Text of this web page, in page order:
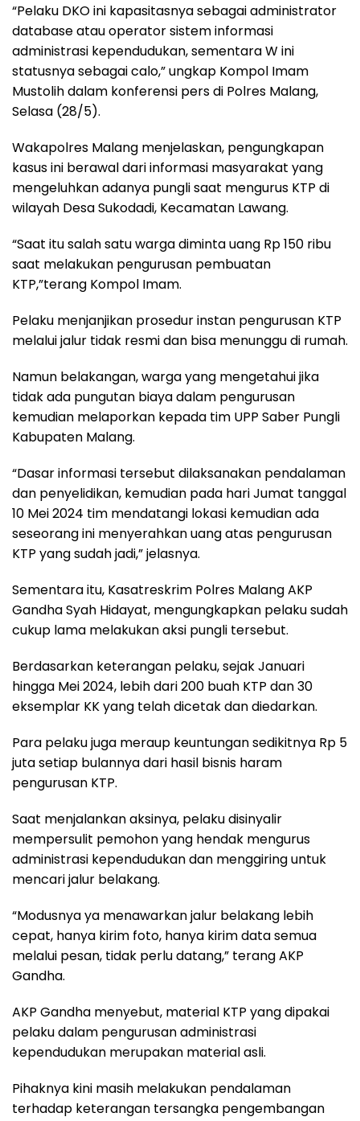
“Pelaku DKO ini kapasitasnya sebagai administrator
database atau operator sistem informasi
administrasi kependudukan, sementara W ini
statusnya sebagai calo,” ungkap Kompol Imam
Mustolih dalam konferensi pers di Polres Malang,
Selasa (28/5).
Wakapolres Malang menjelaskan, pengungkapan
kasus ini berawal dari informasi masyarakat yang
mengeluhkan adanya pungli saat mengurus KTP di
wilayah Desa Sukodadi, Kecamatan Lawang.
“Saat itu salah satu warga diminta uang Rp 150 ribu
saat melakukan pengurusan pembuatan
KTP,”terang Kompol Imam.
Pelaku menjanjikan prosedur instan pengurusan KTP
melalui jalur tidak resmi dan bisa menunggu di rumah.
Namun belakangan, warga yang mengetahui jika
tidak ada pungutan biaya dalam pengurusan
kemudian melaporkan kepada tim UPP Saber Pungli
Kabupaten Malang.
“Dasar informasi tersebut dilaksanakan pendalaman
dan penyelidikan, kemudian pada hari Jumat tanggal
10 Mei 2024 tim mendatangi lokasi kemudian ada
seseorang ini menyerahkan uang atas pengurusan
KTP yang sudah jadi,” jelasnya.
Sementara itu, Kasatreskrim Polres Malang AKP
Gandha Syah Hidayat, mengungkapkan pelaku sudah
cukup lama melakukan aksi pungli tersebut.
Berdasarkan keterangan pelaku, sejak Januari
hingga Mei 2024, lebih dari 200 buah KTP dan 30
eksemplar KK yang telah dicetak dan diedarkan.
Para pelaku juga meraup keuntungan sedikitnya Rp 5
juta setiap bulannya dari hasil bisnis haram
pengurusan KTP.
Saat menjalankan aksinya, pelaku disinyalir
mempersulit pemohon yang hendak mengurus
administrasi kependudukan dan menggiring untuk
mencari jalur belakang.
“Modusnya ya menawarkan jalur belakang lebih
cepat, hanya kirim foto, hanya kirim data semua
melalui pesan, tidak perlu datang,” terang AKP
Gandha.
AKP Gandha menyebut, material KTP yang dipakai
pelaku dalam pengurusan administrasi
kependudukan merupakan material asli.
Pihaknya kini masih melakukan pendalaman
terhadap keterangan tersangka pengembangan